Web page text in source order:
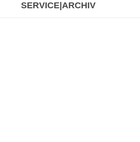
SERVICE|ARCHIV